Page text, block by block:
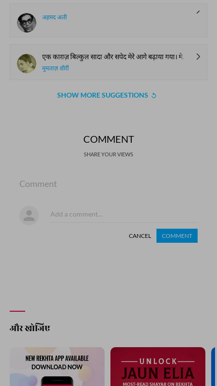
अहमद अली
एक काग़ज़ बिल्कुल सादा और सपेद मेरे आगे बढ़ाया गया। मेरी कोर होती हुई आँखें जो तारीक ख़ला में भटक-भटक कर थक रही थीं उस मुकम्मल सपेदी पर जम कर रह गईं।
मुमताज़ शीरीं
SHOW MORE SUGGESTIONS
COMMENT
SHARE YOUR VIEWS
Comment
CANCEL COMMENT
और खोजिए